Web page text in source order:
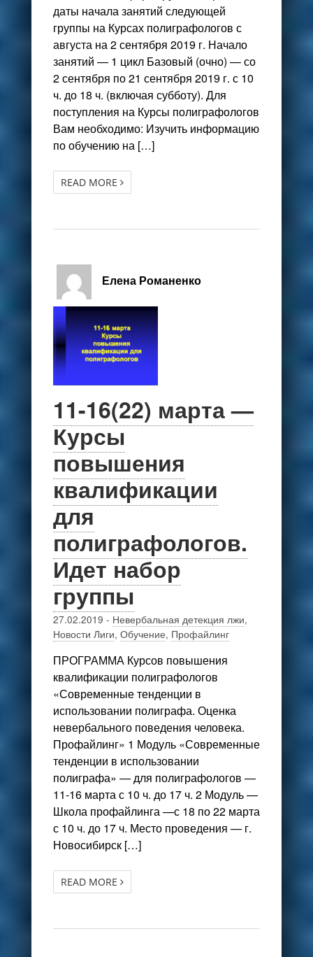
даты начала занятий следующей
группы на Курсах полиграфологов с
августа на 2 сентября 2019 г. Начало
занятий — 1 цикл Базовый (очно) — со
2 сентября по 21 сентября 2019 г. с 10
ч. до 18 ч. (включая субботу). Для
поступления на Курсы полиграфологов
Вам необходимо: Изучить информацию
по обучению на […]
READ MORE
Елена Романенко
11-16(22) марта —
Курсы
повышения
квалификации
для
полиграфологов.
Идет набор
группы
27.02.2019 - Невербальная детекция лжи,
Новости Лиги, Обучение, Профайлинг
ПРОГРАММА Курсов повышения
квалификации полиграфологов
«Современные тенденции в
использовании полиграфа. Оценка
невербального поведения человека.
Профайлинг» 1 Модуль «Современные
тенденции в использовании
полиграфа» — для полиграфологов —
11-16 марта с 10 ч. до 17 ч. 2 Модуль —
Школа профайлинга —с 18 по 22 марта
с 10 ч. до 17 ч. Место проведения — г.
Новосибирск […]
READ MORE